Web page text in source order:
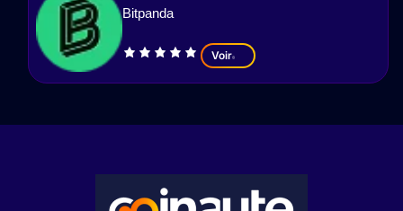
Bitpanda
Voir